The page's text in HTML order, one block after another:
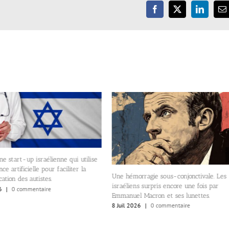
Facebook
X LinkedIn
start-up israélienne qui utilise
artificielle pour faciliter la
des autistes.
| 0 commentaire
Une hémorragie sous-conjonctivale. Les
israéliens surpris encore une fois par
Emmanuel Macron et ses lunettes.
8 Juil 2026 | 0 commentaire